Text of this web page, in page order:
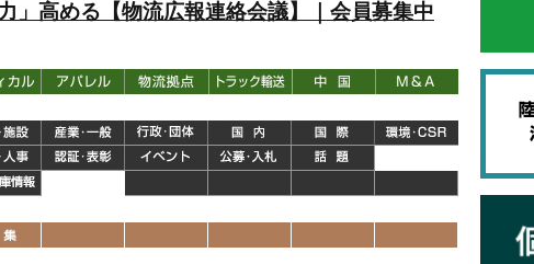
」高める【物流広報連絡会議】｜会員募集中